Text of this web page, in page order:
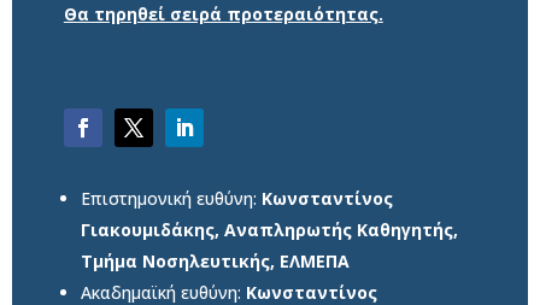
Θα τηρηθεί σειρά προτεραιότητας.
Επιστημονική ευθύνη: ​Κωνσταντίνος
Γιακουμιδάκης, Αναπληρωτής Καθηγητής,
Τμήμα Νοσηλευτικής, ΕΛΜΕΠΑ
Ακαδημαϊκή ευθύνη: Κωνσταντίνος